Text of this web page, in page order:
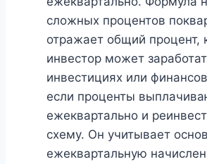
сложных процентов
отражает общий процент,
инвестор может
инвестициях или
если проценты
ежеквартально и
схему. Он учитывает
ежеквартальную